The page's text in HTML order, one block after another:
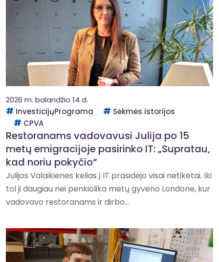
2026 m. balandžio 14 d.
InvesticijųPrograma
Sėkmės istorijos
CPVA
Restoranams vadovavusi Julija po 15
metų emigracijoje pasirinko IT: „Supratau,
kad noriu pokyčio“
Julijos Valaikienės kelias į IT prasidėjo visai netikėtai. Iki
tol ji daugiau nei penkiolika metų gyveno Londone, kur
vadovavo restoranams ir dirbo...